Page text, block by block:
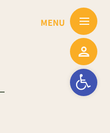
Ouvrir la